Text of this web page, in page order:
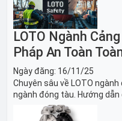
LOTO Ngành
Pháp An Toàn
Ngày đăng: 16/11/25
Chuyên sâu về LOTO
ngành đóng tàu. Hướng dẫn
thiết bị và Giải pháp LOTO